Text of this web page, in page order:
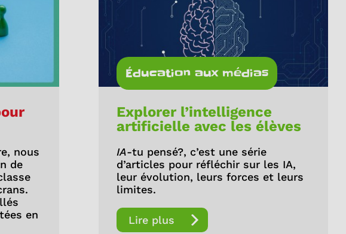
nous
de
en
Éducation aux médias
Explorer l’intelligence
artificielle avec les élèves
IA-tu pensé?, c’est une série
d’articles pour réfléchir sur les IA,
leur évolution, leurs forces et leurs
limites.
Lire plus